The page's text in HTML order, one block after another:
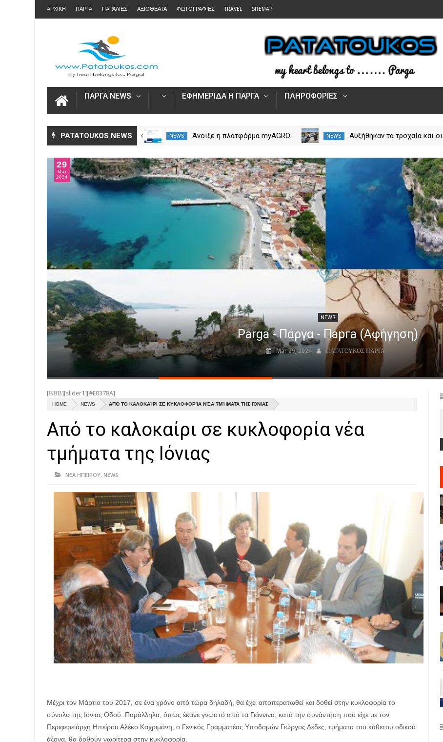
ΑΡΧΙΚΗ ΠΑΡΓΑ ΠΑΡΑΛΙΕΣ ΑΞΙΟΘΕΑΤΑ ΦΩΤΟΓΡΑΦΙΕΣ TRAVEL SITEMAP
ΠΑΡΓΑ NEWS ΕΦΗΜΕΡΙΔΑ Η ΠΑΡΓΑ ΠΛΗΡΟΦΟΡΙΕΣ
PATATOUKOS NEWS
Η Καινοτομία στα ταξίδια μόνο
στο Skarpos Tours Parga
NEWS
Άνοιξε η πλατφόρμα myAGRO
Ενιαία Αίτηση Ενίσχυσης
NEWS
Αυξήθηκαν τα τροχαία και οι
29
Mar
2024
NEWS
Parga - Πάργα - Парга (Αφήγηση)
Mar 29, 2024 ΠΑΤΑΤΟΥΚΟΣ ΠΑΡΓΑ
[ΒΒΒ][slider1][#E0378A]
HOME NEWS ΑΠΌ ΤΟ ΚΑΛΟΚΑΊΡΙ ΣΕ ΚΥΚΛΟΦΟΡΊΑ ΝΈΑ ΤΜΉΜΑΤΑ ΤΗΣ ΙΌΝΙΑΣ
Από το καλοκαίρι σε κυκλοφορία νέα
τμήματα της Ιόνιας
ΝΕΑ ΗΠΕΙΡΟΥ, NEWS
Μέχρι τον Μάρτιο του 2017, σε ένα χρόνο από τώρα δηλαδή, θα έχει αποπερατωθεί και δοθεί στην κυκλοφορία το
σύνολο της Ιόνιας Οδού. Παράλληλα, όπως έκανε γνωστό από τα Γιάννινα, κατά την συνάντηση που είχε με τον
Περιφερειάρχη Ηπείρου Αλέκο Καχριμάνη, ο Γενικός Γραμματέας Υποδομών Γιώργος Δέδες, τμήματα του κάθετου οδικού
άξονα, θα δοθούν νωρίτερα στην κυκλοφορία.